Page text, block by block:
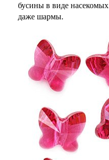
бусины в виде
даже шармы.